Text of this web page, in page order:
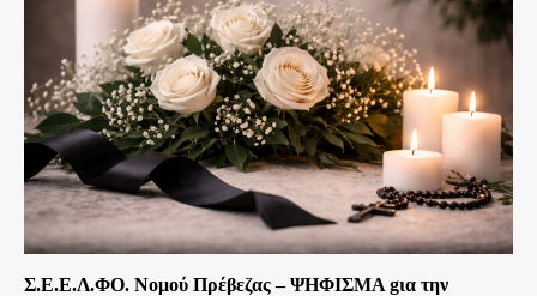
Σ.Ε.Ε.Λ.ΦΟ. Νομού Πρέβεζας – ΨΗΦΙΣΜΑ gια την